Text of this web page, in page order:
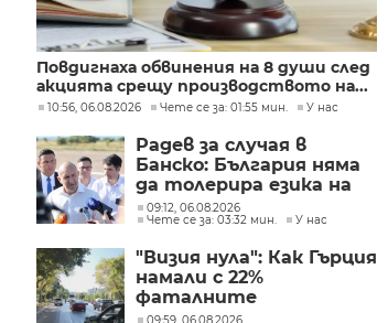
Повдигнаха обвинения на 8 души след
акцията срещу производството на...
10:56, 06.08.2026 Чете се за: 01:55 мин. У нас
Радев за случая в
Банско: България няма
да толерира езика на
омразата
09:12, 06.08.2026
Чете се за: 03:32 мин.
У нас
"Визия нула": Как Гърция
намали с 22%
фаталните
катастрофи по